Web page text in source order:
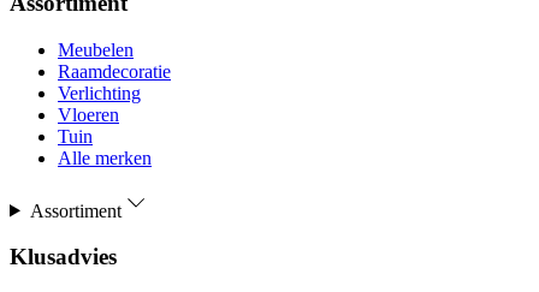
Meubelen
Raamdecoratie
Verlichting
Vloeren
Tuin
Alle merken
Assortiment
Klusadvies